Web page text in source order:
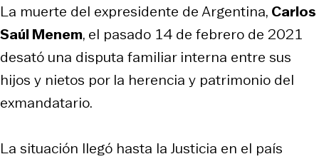
La muerte del expresidente de Argentina, Carlos
Saúl Menem, el pasado 14 de febrero de 2021
desató una disputa familiar interna entre sus
hijos y nietos por la herencia y patrimonio del
exmandatario.
La situación llegó hasta la Justicia en el país